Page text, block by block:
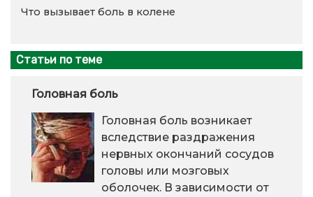
Что вызывает боль в колене
Статьи по теме
Головная боль
Головная боль возникает
вследствие раздражения
нервных окончаний сосудов
головы или мозговых
оболочек. В зависимости от